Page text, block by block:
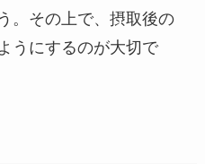
。その上で、摂取後の
うにするのが大切で